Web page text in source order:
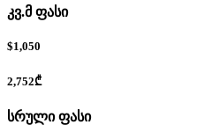
კვ.მ ფასი
$1,050
2,752₾
სრული ფასი